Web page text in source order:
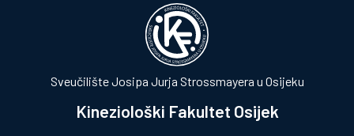
Sveučilište Josipa Jurja Strossmayera u Osijeku
Kineziološki Fakultet Osijek